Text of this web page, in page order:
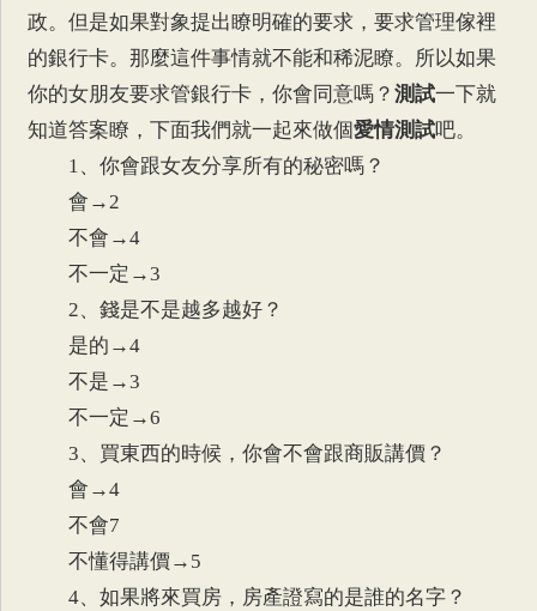
政。但是如果對象提出瞭明確的要求，要求管理傢裡
的銀行卡。那麼這件事情就不能和稀泥瞭。所以如果
你的女朋友要求管銀行卡，你會同意嗎？測試一下就
知道答案瞭，下面我們就一起來做個愛情測試吧。
1、你會跟女友分享所有的秘密嗎？
會→2
不會→4
不一定→3
2、錢是不是越多越好？
是的→4
不是→3
不一定→6
3、買東西的時候，你會不會跟商販講價？
會→4
不會7
不懂得講價→5
4、如果將來買房，房產證寫的是誰的名字？